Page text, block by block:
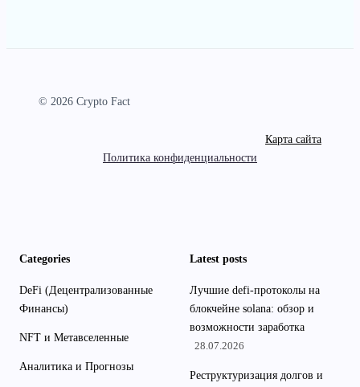
© 2026 Crypto Fact
Карта сайта
Политика конфиденциальности
Categories
DeFi (Децентрализованные
Финансы)
NFT и Метавселенные
Аналитика и Прогнозы
Latest posts
Лучшие defi-протоколы на
блокчейне solana: обзор и
возможности заработка
28.07.2026
Реструктуризация долгов и